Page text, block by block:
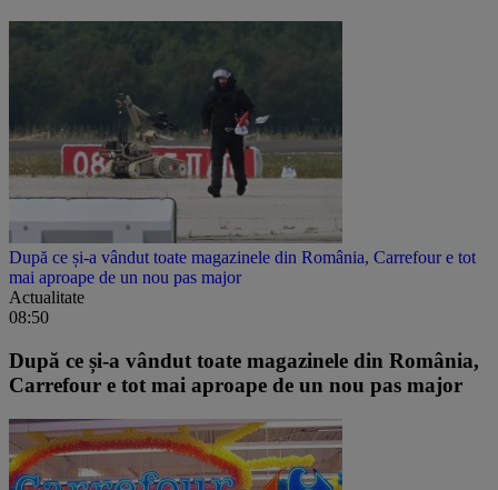
După ce și-a vândut toate magazinele din România, Carrefour e tot
mai aproape de un nou pas major
Actualitate
08:50
După ce și-a vândut toate magazinele din România,
Carrefour e tot mai aproape de un nou pas major